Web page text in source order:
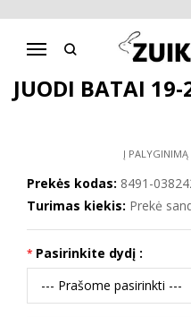
Navigacija
Pagrindinis Batai berniukui
Juodi batai 19-24 d. 038242U
JUODI BATAI
Į PALYGINIMĄ
Prekės kodas: 8491-
Turimas kiekis: Prekė
Pasirinkite dydį :